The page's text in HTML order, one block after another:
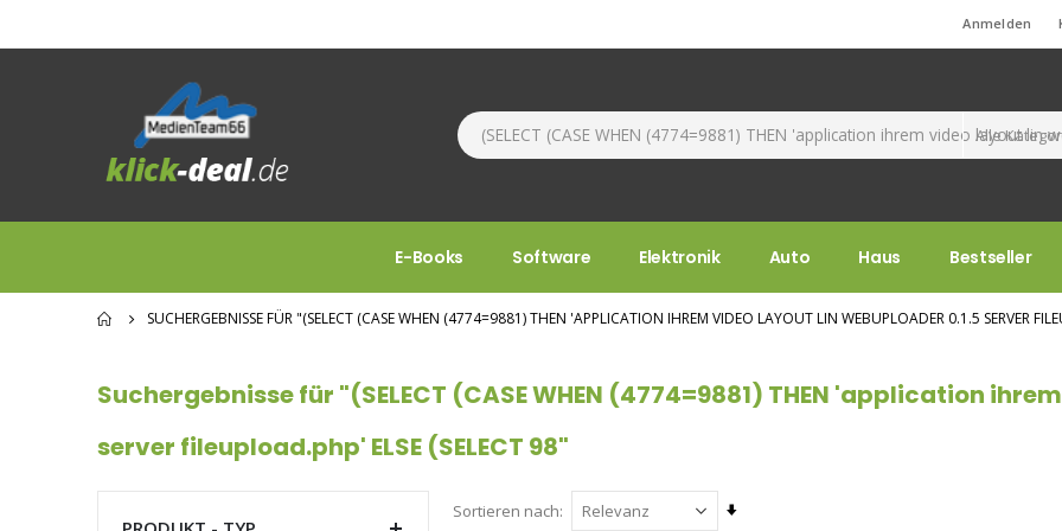
Anmelden
E-Books Software Elektronik Auto Haus Bestseller
SUCHERGEBNISSE FÜR "(SELECT (CASE WHEN (4774=9881) THEN 'APPLICATION IHREM VIDEO LAYOUT LIN WEBUPLOADER 0.1.5 SERVER
Suchergebnisse für "(SELECT (CASE WHEN (4774=9881) THEN 'application
server fileupload.php' ELSE (SELECT 98"
Sortieren nach
Aufsteigend